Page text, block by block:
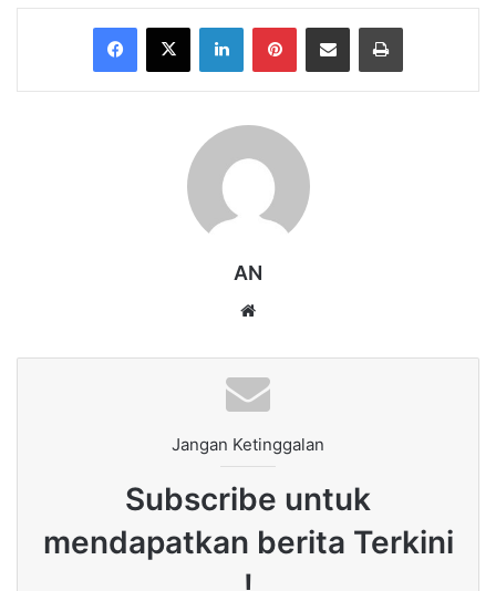
Facebook
X LinkedInPinterestShare via Email Print
AN
Jangan Ketinggalan
Subscribe untuk
mendapatkan berita Terkini